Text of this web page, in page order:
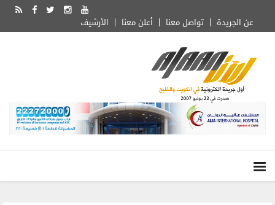
الأرشيف أعلن معنا تواصل معنا عن الجريدة